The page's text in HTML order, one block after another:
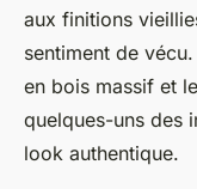
aux finitions
sentiment de
en bois massif et
quelques-uns des
look authentique.